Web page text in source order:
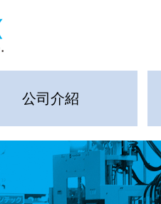
公司介紹